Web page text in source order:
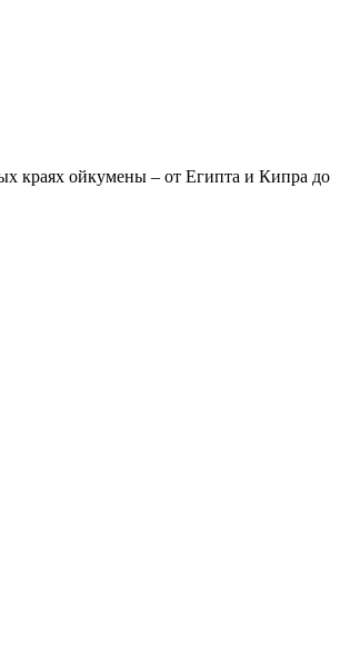
краях ойкумены – от Египта и Кипра до